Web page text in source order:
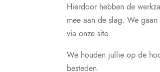
Hierdoor hebben de
mee aan de slag. We
via onze site.
We houden jullie op de
besteden.